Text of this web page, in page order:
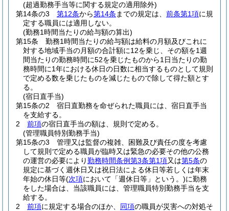
(超過勤務手当等に関する規定の適用除外)
第14条の3
第12条から第14条 までの規定は、 前条第1項に規
定する職員には適用しない。
(勤務1時間当たりの給与額の算出)
第15条
勤務1時間当たりの給与額は給料の月額及びこれに
対する地域手当の月額の合計額に12を乗じ、その額を1週
間当たりの勤務時間に52を乗じたものから1日当たりの勤
務時間に1年における休日の日数に相当するものとして規則
で定める数を乗じたものを減じたもので除して得た額とす
る。
(宿日直手当)
第15条の2
宿日直勤務を命ぜられた職員には、宿日直手当
を支給する。
2
前項の宿日直手当の額は、規則で定める。
(管理職員特別勤務手当)
第15条の3
管理又は監督の複雑、困難及び責任の度を考慮
して規則で定める職員が臨時又は緊急の必要その他の公務
の運営の必要により勤務時間条例第3条第1項又は第5条の
規定に基づく週休日又は祝日法による休日等若しくは年末
年始の休日等(次項において「週休日等」という。)に勤務
をした場合は、当該職員には、管理職員特別勤務手当を支
給する。
2
前項に規定する場合のほか、 同項の職員が災害への対処そ